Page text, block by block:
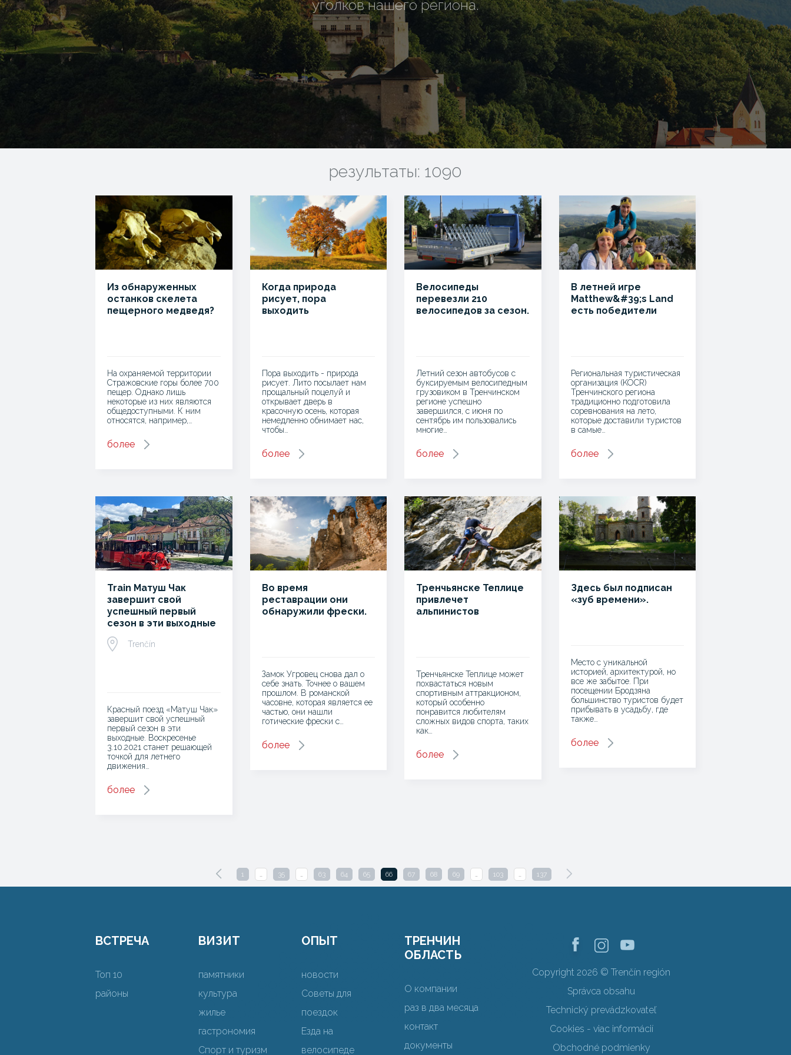
уголков нашего региона.
результаты: 1090
Из обнаруженных
останков скелета
пещерного медведя?
На охраняемой территории
Стражовские горы более 700
пещер. Однако лишь
некоторые из них являются
общедоступными. К ним
относятся, например,…
более
Когда природа
рисует, пора
выходить
Пора выходить - природа
рисует. Лито посылает нам
прощальный поцелуй и
открывает дверь в
красочную осень, которая
немедленно обнимает нас,
чтобы…
более
Велосипеды
перевезли 210
велосипедов за сезон.
Летний сезон автобусов с
буксируемым велосипедным
грузовиком в Тренчинском
регионе успешно
завершился, с июня по
сентябрь им пользовались
многие…
более
В летней игре
Matthew&#39;s Land
есть победители
Региональная туристическая
организация (KOCR)
Тренчинского региона
традиционно подготовила
соревнования на лето,
которые доставили туристов
в самые…
более
Train Матуш Чак
завершит свой
успешный первый
сезон в эти выходные
Trenčín
Красный поезд «Матуш Чак»
завершит свой успешный
первый сезон в эти
выходные. Воскресенье
3.10.2021 станет решающей
точкой для летнего
движения…
более
Во время
реставрации они
обнаружили фрески.
Замок Угровец снова дал о
себе знать. Точнее о вашем
прошлом. В романской
часовне, которая является ее
частью, они нашли
готические фрески с…
более
Тренчьянске Теплице
привлечет
альпинистов
Тренчьянске Теплице может
похвастаться новым
спортивным аттракционом,
который особенно
понравится любителям
сложных видов спорта, таких
как…
более
Здесь был подписан
«зуб времени».
Место с уникальной
историей, архитектурой, но
все же забытое. При
посещении Бродзяна
большинство туристов будет
прибывать в усадьбу, где
также…
более
1 … 35 … 63 64 65 66 67 68 69 … 103 … 137
ВСТРЕЧА
Топ 10
районы
ВИЗИТ
памятники
культура
жилье
гастрономия
Спорт и туризм
ОПЫТ
новости
Советы для
поездок
Езда на
велосипеде
ТРЕНЧИН
ОБЛАСТЬ
О компании
раз в два месяца
контакт
документы
Copyright 2026 © Trenčín región
Správca obsahu
Technický prevádzkovateľ
Cookies - viac informácií
Obchodné podmienky